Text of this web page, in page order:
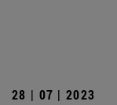
28 | 07 | 2023